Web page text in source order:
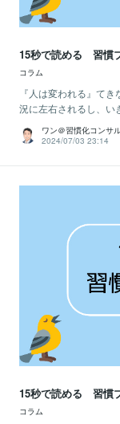
15秒で読める 習慣
コラム
『人は変われる』て
況に左右されるし、い
ワン＠習慣化コンサ
2024/07/03 23:14
15秒で読める 習慣
コラム